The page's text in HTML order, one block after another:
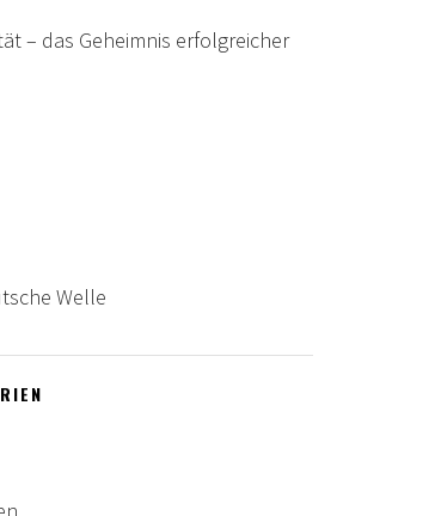
– das Geheimnis erfolgreicher
Welle